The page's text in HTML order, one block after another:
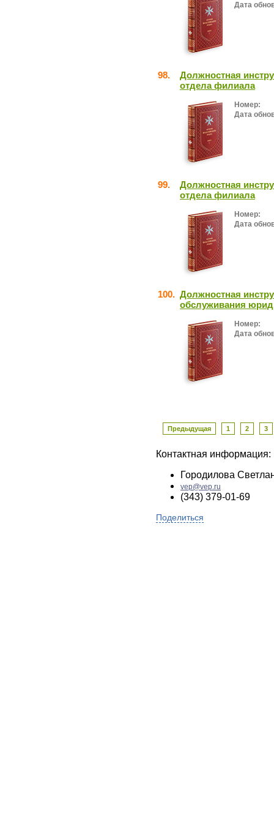
Дата
98.
Должностная
отдела филиала
Номер:
Дата
99.
Должностная
отдела филиала
Номер:
Дата
100. Должностная
обслуживания
Номер:
Дата
Предыдущая 1 2 3
Контактная информация:
Городилова
vep@vep.ru
(343) 379-01-69
Поделиться